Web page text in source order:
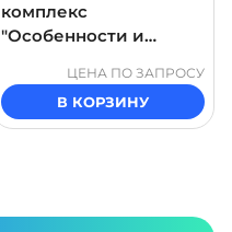
комплекс
"Особенности и
мелиоративных
машин"
ЦЕНА ПО ЗАПРОСУ
В КОРЗИНУ